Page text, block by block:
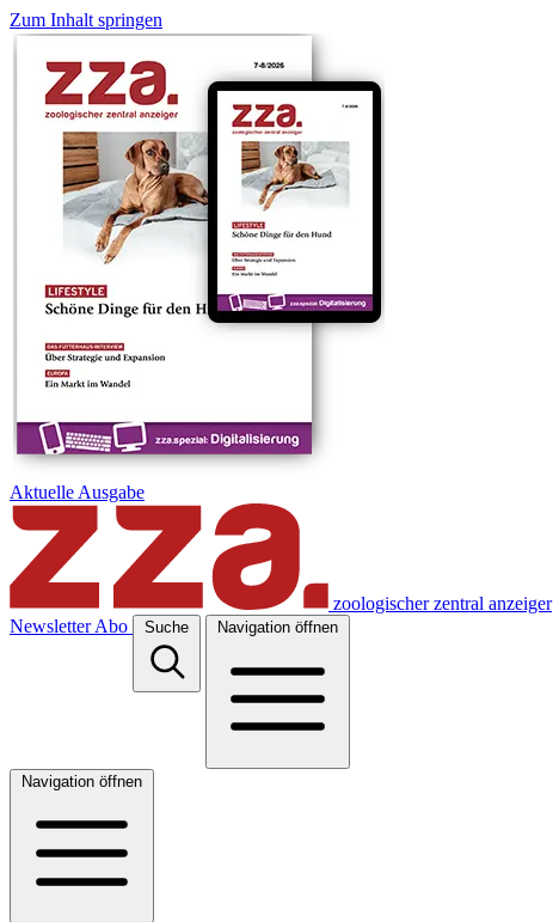
Zum Inhalt springen
Aktuelle Ausgabe
zoologischer zentral anzeiger
Newsletter Abo Suche Navigation öffnen
Navigation öffnen